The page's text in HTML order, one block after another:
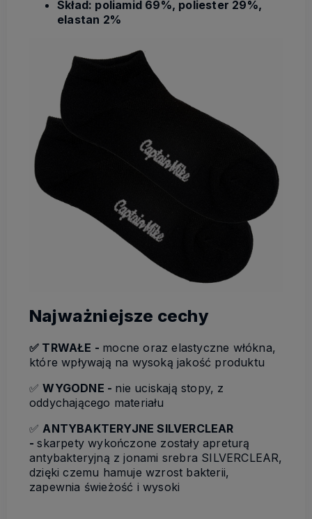
Skład: poliamid 69%, poliester 29%,
elastan 2%
Najważniejsze cechy
✅ TRWAŁE - mocne oraz elastyczne włókna,
które wpływają na wysoką jakość produktu
✅WYGODNE - nie uciskają stopy, z
oddychającego materiału
✅ ANTYBAKTERYJNE SILVERCLEAR
-skarpety wykończone zostały apreturą
antybakteryjną z jonami srebra SILVERCLEAR,
dzięki czemu hamuje wzrost bakterii,
zapewnia świeżość i wysoki